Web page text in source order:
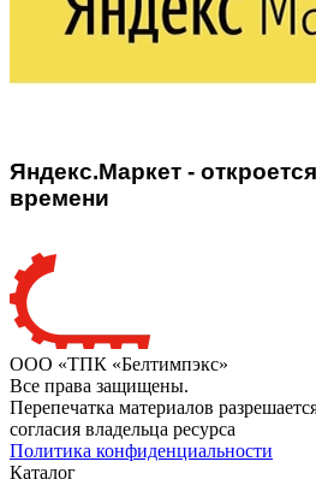
Яндекс.Маркет -
времени
ООО «ТПК «Белтимпэкс»
Все права защищены.
Перепечатка материалов
согласия владельца ресурса
Политика конфиденциальности
Каталог